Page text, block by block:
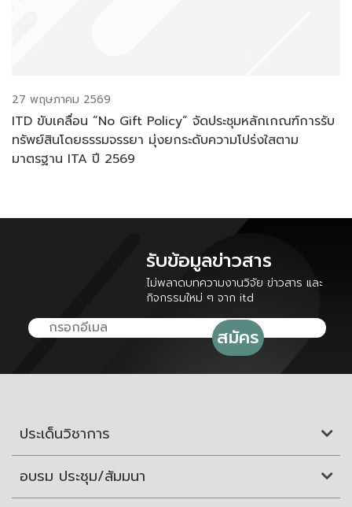
27 พฤษภาคม 2569
ITD ขับเคลื่อน “No Gift Policy” จัดประชุมหลักเกณฑ์การรับ
ทรัพย์สินโดยธรรมจรรยา มุ่งยกระดับความโปร่งใสตาม
มาตรฐาน ITA ปี 2569
รับข้อมูลข่าวสาร
ไม่พลาดบทความงานวิจัย ข่าวสาร และ
กิจกรรมใหม่ ๆ จาก itd
ประเด็นวิชาการ
อบรม ประชุม/สัมมนา